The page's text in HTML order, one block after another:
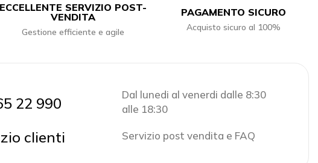
ECCELLENTE SERVIZIO POST-
VENDITA
Gestione efficiente e agile
PAGAMENTO SICURO
Acquisto sicuro al 100%
22 990
Dal lunedi al venerdi dalle 8:30
alle 18:30
clienti Servizio post vendita e FAQ